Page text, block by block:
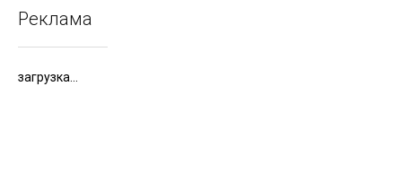
Реклама
загрузка...